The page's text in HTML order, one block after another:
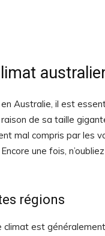
Australie, il est
raison de sa taille
mal compris par les
une fois,
régions
climat est